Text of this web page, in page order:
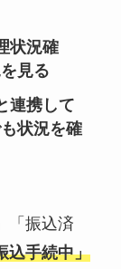
状況確
見る
連携して
状況を確
「振込済
込手続中」